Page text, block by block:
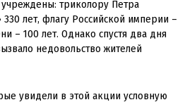
триколору Петра
лет, флагу Российской империи –
– 100 лет. Однако спустя два дня
недовольство жителей
увидели в этой акции условную